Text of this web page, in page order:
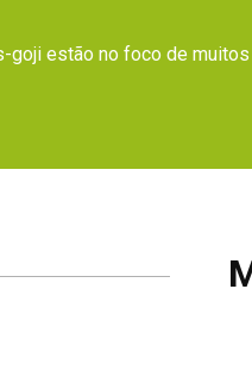
goji estão no foco de